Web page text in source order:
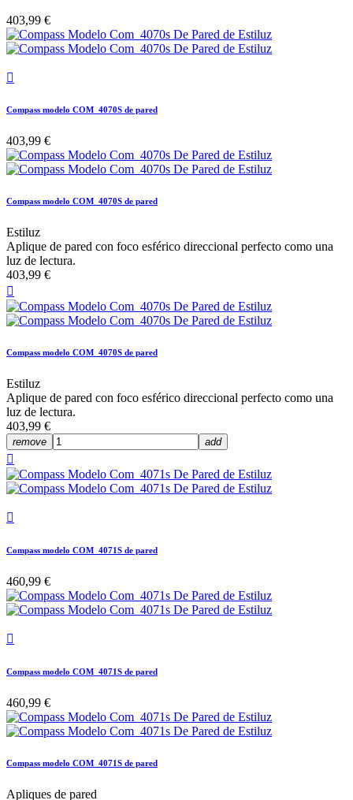
403,99 €

Compass modelo COM_4070S de pared
403,99 €
Compass modelo COM_4070S de pared
Estiluz
Aplique de pared con foco esférico direccional perfecto como una
luz de lectura.
403,99 €

Compass modelo COM_4070S de pared
Estiluz
Aplique de pared con foco esférico direccional perfecto como una
luz de lectura.
403,99 €
remove add


Compass modelo COM_4071S de pared
460,99 €

Compass modelo COM_4071S de pared
460,99 €
Compass modelo COM_4071S de pared
Apliques de pared